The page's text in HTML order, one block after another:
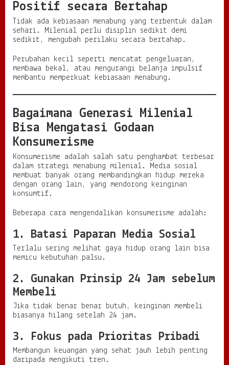
Positif secara Bertahap
Tidak ada kebiasaan menabung yang terbentuk dalam
sehari. Milenial perlu disiplin sedikit demi
sedikit, mengubah perilaku secara bertahap.
Perubahan kecil seperti mencatat pengeluaran,
membawa bekal, atau mengurangi belanja impulsif
membantu memperkuat kebiasaan menabung.
Bagaimana Generasi Milenial
Bisa Mengatasi Godaan
Konsumerisme
Konsumerisme adalah salah satu penghambat terbesar
dalam strategi menabung milenial. Media sosial
membuat banyak orang membandingkan hidup mereka
dengan orang lain, yang mendorong keinginan
konsumtif.
Beberapa cara mengendalikan konsumerisme adalah:
1. Batasi Paparan Media Sosial
Terlalu sering melihat gaya hidup orang lain bisa
memicu kebutuhan palsu.
2. Gunakan Prinsip 24 Jam sebelum
Membeli
Jika tidak benar benar butuh, keinginan membeli
biasanya hilang setelah 24 jam.
3. Fokus pada Prioritas Pribadi
Membangun keuangan yang sehat jauh lebih penting
daripada mengikuti tren.